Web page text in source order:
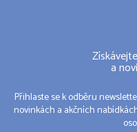
a
Přihlaste se k odběru
novinkách a akčních